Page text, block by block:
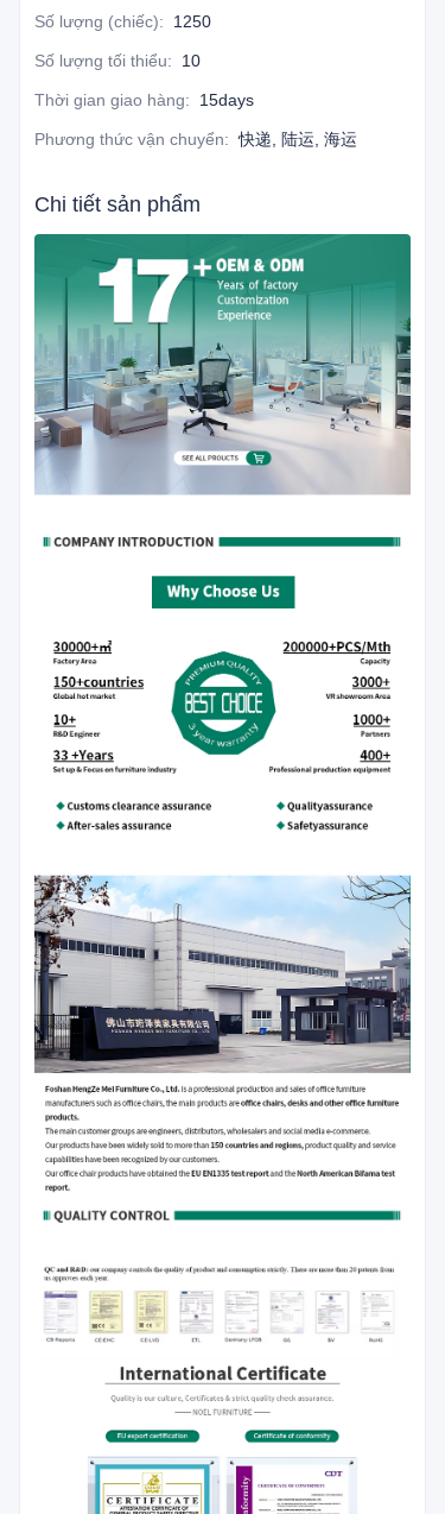
Số lượng (chiếc): 1250
Số lượng tối thiểu: 10
Thời gian giao hàng: 15days
Phương thức vận chuyển: 快递, 陆运, 海运
Chi tiết sản phẩm